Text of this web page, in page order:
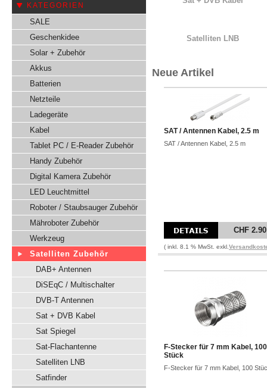
KATEGORIEN
SALE
Geschenkidee
Solar + Zubehör
Akkus
Batterien
Netzteile
Ladegeräte
Kabel
Tablet PC / E-Reader Zubehör
Handy Zubehör
Digital Kamera Zubehör
LED Leuchtmittel
Roboter / Staubsauger Zubehör
Mähroboter Zubehör
Werkzeug
Satelliten Zubehör
DAB+ Antennen
DiSEqC / Multischalter
DVB-T Antennen
Sat + DVB Kabel
Sat Spiegel
Sat-Flachantenne
Satelliten LNB
Satfinder
Satelliten LNB
Neue Artikel
SAT / Antennen Kabel, 2.5 m
SAT / Antennen Kabel, 2.5 m
CHF 2.90
( inkl. 8.1 % MwSt. exkl.
F-Stecker für 7 mm Kabel, 100
Stück
F-Stecker für 7 mm Kabel, 100